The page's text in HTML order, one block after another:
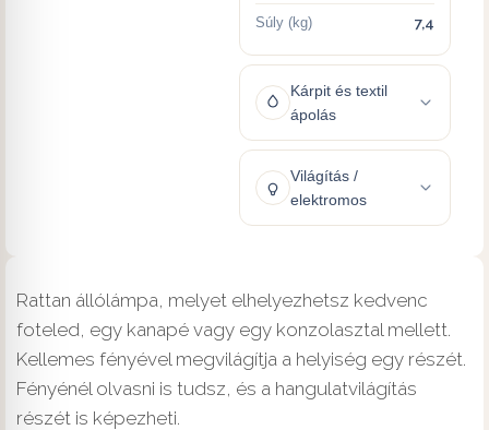
Súly (kg) 7,4
Kárpit és textil
ápolás
Világítás /
elektromos
Rattan állólámpa, melyet elhelyezhetsz kedvenc
foteled, egy kanapé vagy egy konzolasztal mellett.
Kellemes fényével megvilágítja a helyiség egy részét.
Fényénél olvasni is tudsz, és a hangulatvilágítás
részét is képezheti.